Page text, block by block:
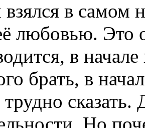
взялся в самом
любовью. Это
в
брать, в
трудно
Но